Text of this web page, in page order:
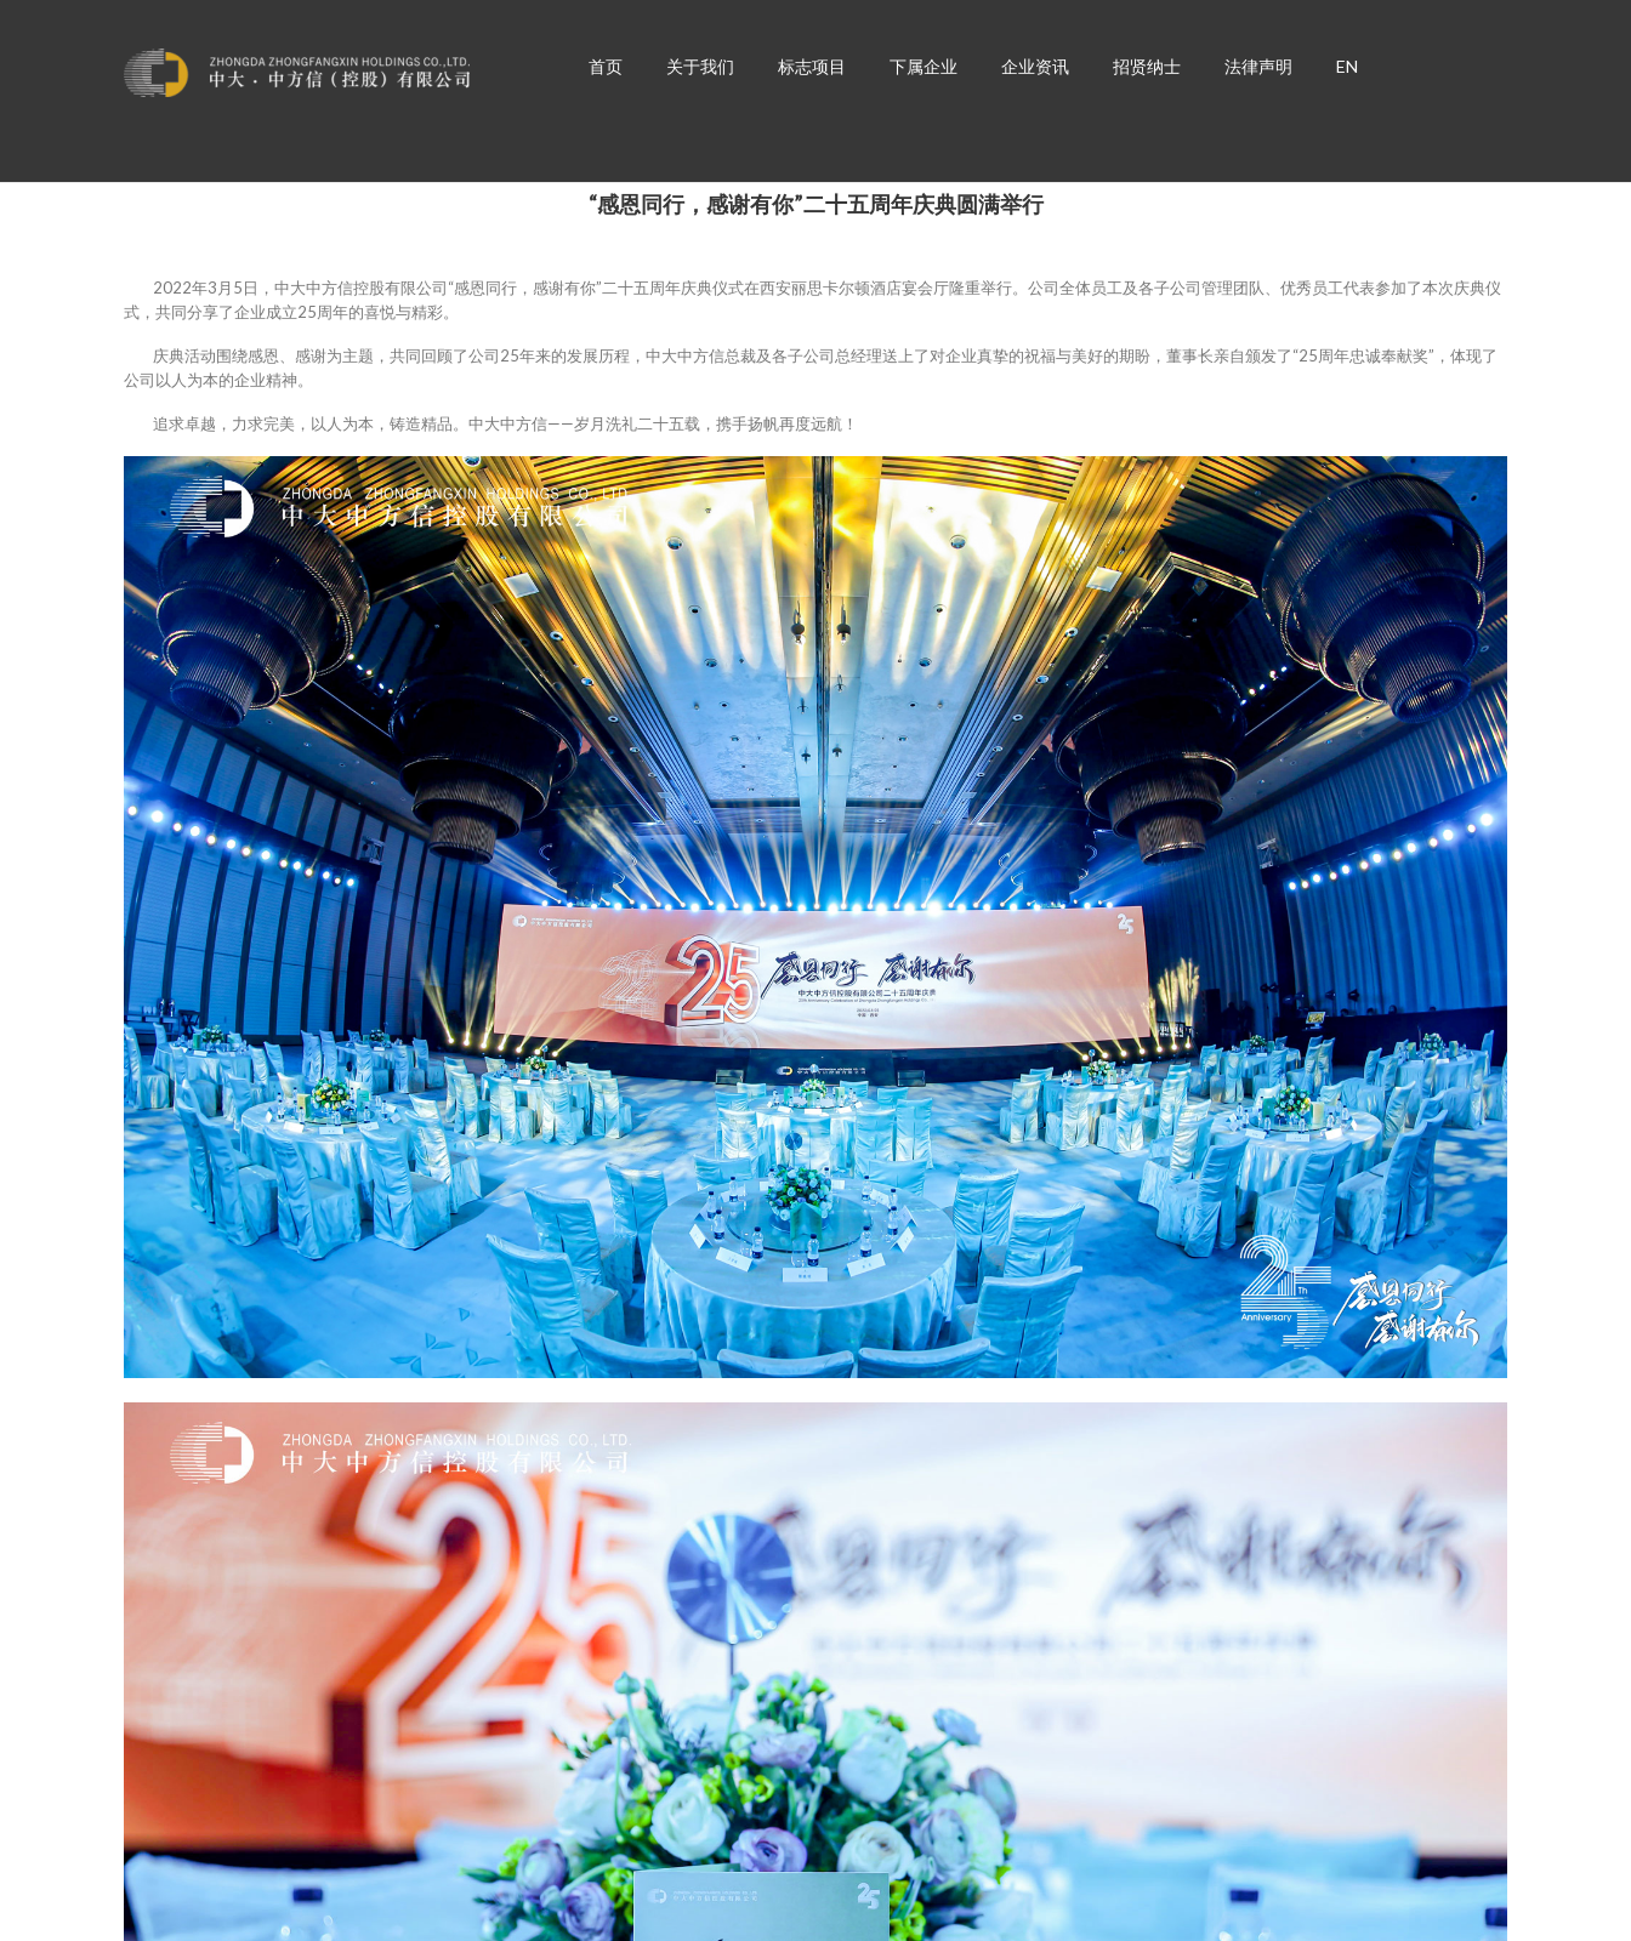
首页 关于我们 标志项目 下属企业 企业资讯 招贤纳士 法律声明 EN
“感恩同行，感谢有你”二十五周年庆典圆满举行
2022年3月5日，中大中方信控股有限公司“感恩同行，感谢有你”二十五周年庆典仪式在西安丽思卡尔顿酒店宴会厅隆重举行。公司全体员工及各子公司管理团队、优秀员工代表参加了本次庆典仪
式，共同分享了企业成立25周年的喜悦与精彩。
庆典活动围绕感恩、感谢为主题，共同回顾了公司25年来的发展历程，中大中方信总裁及各子公司总经理送上了对企业真挚的祝福与美好的期盼，董事长亲自颁发了“25周年忠诚奉献奖”，体现了
公司以人为本的企业精神。
追求卓越，力求完美，以人为本，铸造精品。中大中方信——岁月洗礼二十五载，携手扬帆再度远航！